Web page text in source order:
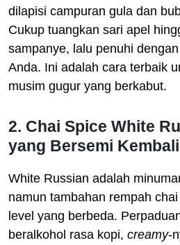
dilapisi campuran gula dan
Cukup tuangkan sari apel
sampanye, lalu penuhi dengan
Anda. Ini adalah cara terbaik
musim gugur yang berkabut.
2. Chai Spice White
yang Bersemi Kembali
White Russian adalah
namun tambahan rempah
level yang berbeda.
beralkohol rasa kopi, creamy-